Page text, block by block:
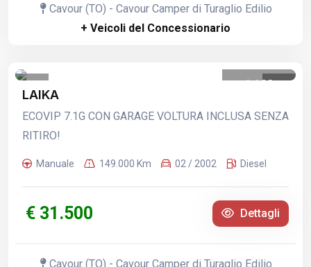
Cavour (TO) - Cavour Camper di Turaglio Edilio
+ Veicoli del Concessionario
1 /20
LAIKA
ECOVIP 7.1G CON GARAGE VOLTURA INCLUSA SENZA
RITIRO!
Manuale 149.000 Km 02 / 2002 Diesel
€ 31.500 Dettagli
Cavour (TO) - Cavour Camper di Turaglio Edilio